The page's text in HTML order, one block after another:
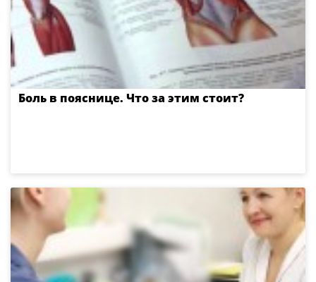
Боль в пояснице. Что за этим стоит?